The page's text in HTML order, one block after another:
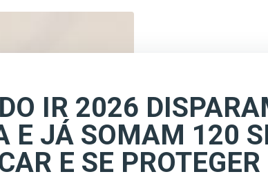
IR 2026
E JÁ SOMAM 120
E SE PROTEGER